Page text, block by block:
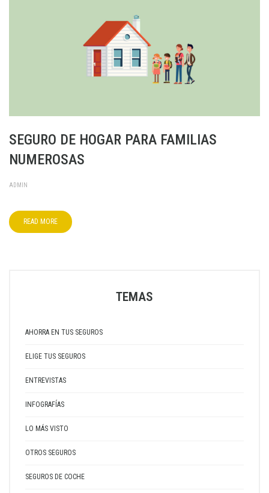
SEGURO DE HOGAR PARA FAMILIAS
NUMEROSAS
ADMIN
READ MORE
TEMAS
AHORRA EN TUS SEGUROS
ELIGE TUS SEGUROS
ENTREVISTAS
INFOGRAFÍAS
LO MÁS VISTO
OTROS SEGUROS
SEGUROS DE COCHE